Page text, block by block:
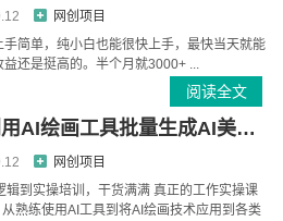
网创项目
简单，纯小白也能很快上手，最快当天就能
还是挺高的。半个月就3000+ ...
阅读全文
最新的暴利AI项目，利用AI绘画工具批量生成AI美女，进行全自动多重变现，躺赚收益！
网创项目
到实操培训，干货满满 真正的工作实操课
熟练使用AI工具到将AI绘画技术应用到各类